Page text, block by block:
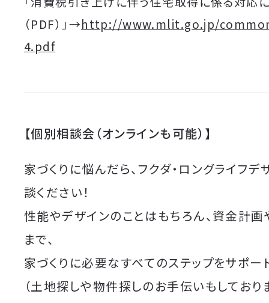
（PDF）」→http://www.mlit.go.jp/
4.pdf
【個別相談会（オンラインも可能）】
家づくりに悩んだら、フクダ・ロングライフ
談ください！
性能やデザインのことはもちろん、資金計
まで、
家づくりに必要なすべてのステップをサポー
（土地探しや物件探しのお手伝いもしており